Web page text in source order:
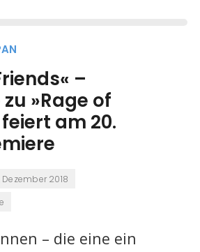
–
»Rage of
am 20.
Dezember 2018
– die eine ein